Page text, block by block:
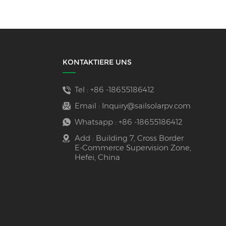
KONTAKTIERE UNS
Tel : +86 -18655186412
Email : Inquiry@sailsolarpv.com
Whatsapp : +86 -18655186412
Add : Building 7, Cross Border
E-Commerce Supervision Zone,
Hefei, China